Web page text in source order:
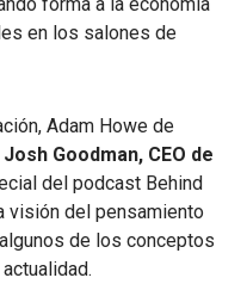
en los salones de
Adam Howe de
Josh Goodman, CEO de
del podcast Behind
visión del pensamiento
de los conceptos